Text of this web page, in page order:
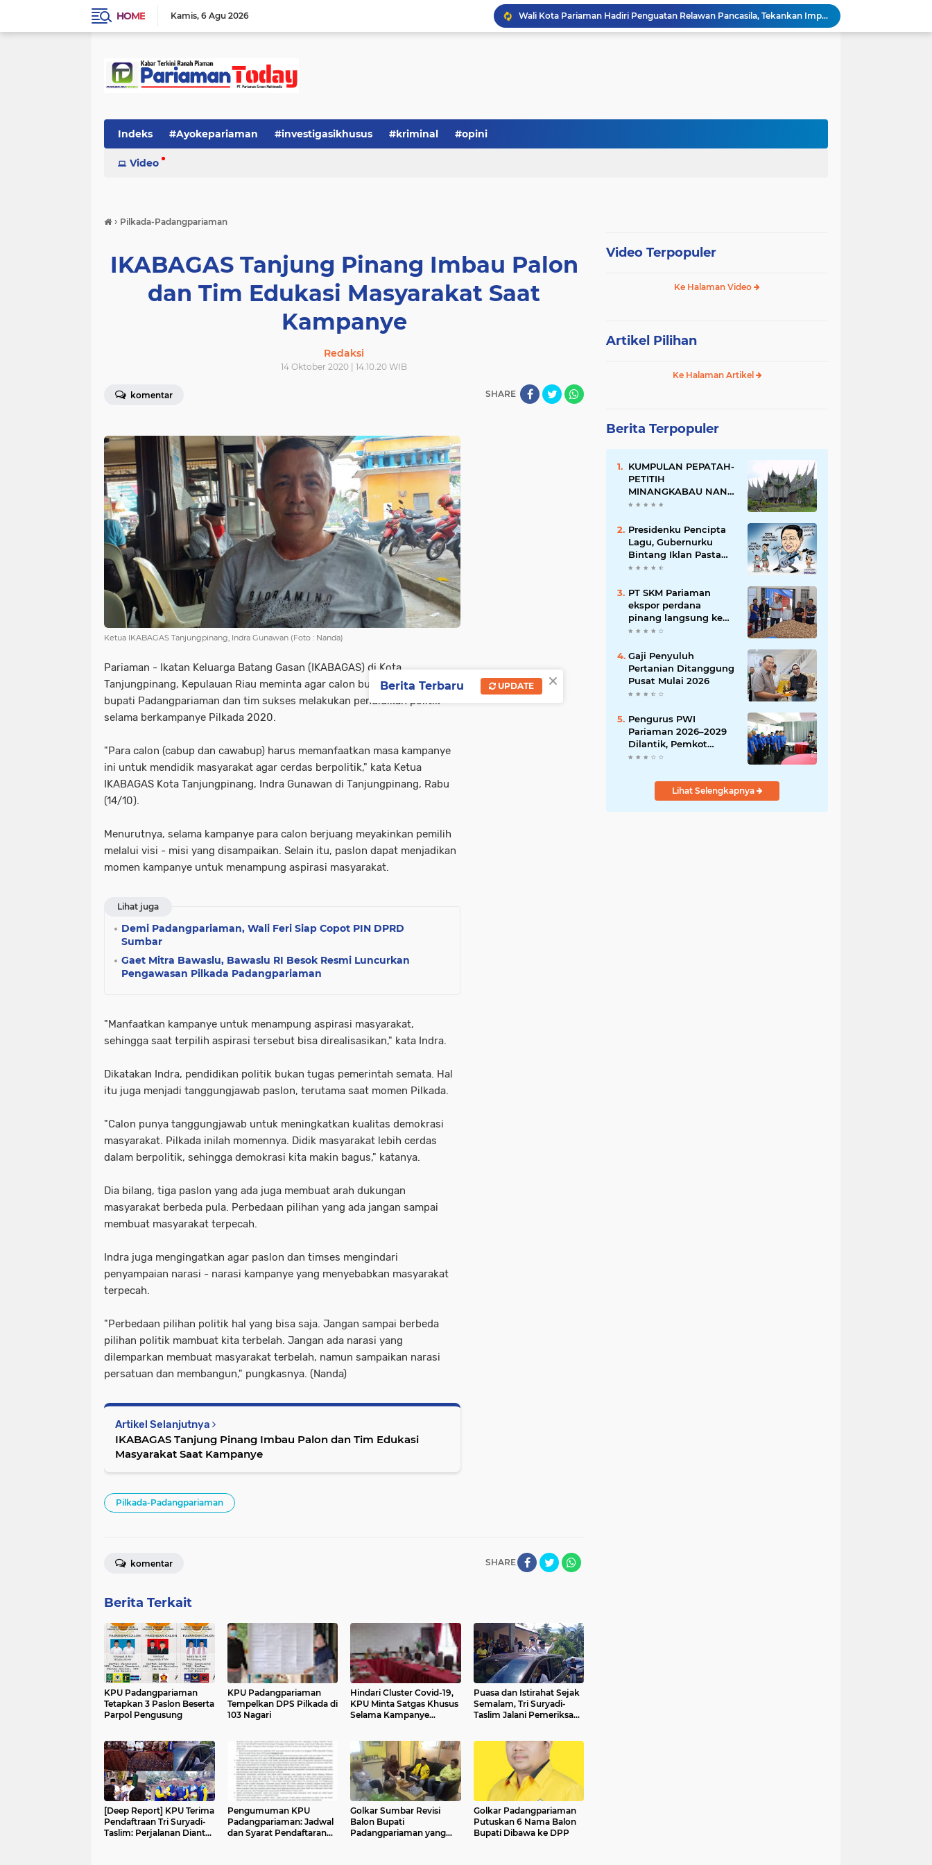
HOME Kamis 6 Agu 2026
Wali Kota Pariaman Hadiri Penguatan Relawan Pancasila, Tekankan Implementasi Nilai Pancasila dalam Pelayanan Publik
Wali Kota Pariaman Bagikan Bibit Ikan Koi kepada Siswa SD untuk Edukasi Perikanan
Pengurus PWI Pariaman 2026–2029 Dilantik, Pemkot Tekankan Sinergi dan Profesionalisme Pers
Indeks #Ayokepariaman #investigasikhusus #kriminal #opini
Video
› Pilkada-Padangpariaman
IKABAGAS Tanjung Pinang Imbau Palon
dan Tim Edukasi Masyarakat Saat
Kampanye
Redaksi
14 Oktober 2020 | 14.10.20 WIB
komentar SHARE
Ketua IKABAGAS Tanjungpinang, Indra Gunawan (Foto : Nanda)
Pariaman - Ikatan Keluarga Batang Gasan (IKABAGAS) di Kota
Tanjungpinang, Kepulauan Riau meminta agar calon bupati dan wakil
bupati Padangpariaman dan tim sukses melakukan pendidikan politik
selama berkampanye Pilkada 2020.
"Para calon (cabup dan cawabup) harus memanfaatkan masa kampanye
ini untuk mendidik masyarakat agar cerdas berpolitik," kata Ketua
IKABAGAS Kota Tanjungpinang, Indra Gunawan di Tanjungpinang, Rabu
(14/10).
Menurutnya, selama kampanye para calon berjuang meyakinkan pemilih
melalui visi - misi yang disampaikan. Selain itu, paslon dapat menjadikan
momen kampanye untuk menampung aspirasi masyarakat.
Lihat juga
Demi Padangpariaman, Wali Feri Siap Copot PIN DPRD
Sumbar
Gaet Mitra Bawaslu, Bawaslu RI Besok Resmi Luncurkan
Pengawasan Pilkada Padangpariaman
"Manfaatkan kampanye untuk menampung aspirasi masyarakat,
sehingga saat terpilih aspirasi tersebut bisa direalisasikan," kata Indra.
Dikatakan Indra, pendidikan politik bukan tugas pemerintah semata. Hal
itu juga menjadi tanggungjawab paslon, terutama saat momen Pilkada.
"Calon punya tanggungjawab untuk meningkatkan kualitas demokrasi
masyarakat. Pilkada inilah momennya. Didik masyarakat lebih cerdas
dalam berpolitik, sehingga demokrasi kita makin bagus," katanya.
Dia bilang, tiga paslon yang ada juga membuat arah dukungan
masyarakat berbeda pula. Perbedaan pilihan yang ada jangan sampai
membuat masyarakat terpecah.
Indra juga mengingatkan agar paslon dan timses mengindari
penyampaian narasi - narasi kampanye yang menyebabkan masyarakat
terpecah.
"Perbedaan pilihan politik hal yang bisa saja. Jangan sampai berbeda
pilihan politik mambuat kita terbelah. Jangan ada narasi yang
dilemparkan membuat masyarakat terbelah, namun sampaikan narasi
persatuan dan membangun," pungkasnya. (Nanda)
Artikel Selanjutnya
IKABAGAS Tanjung Pinang Imbau Palon dan Tim Edukasi
Masyarakat Saat Kampanye
Pilkada-Padangpariaman
SHARE
komentar
Berita Terkait
KPU Padangpariaman
Tetapkan 3 Paslon Beserta
Parpol Pengusung
KPU Padangpariaman
Tempelkan DPS Pilkada di
103 Nagari
Hindari Cluster Covid-19,
KPU Minta Satgas Khusus
Selama Kampanye
Puasa dan Istirahat Sejak
Semalam, Tri Suryadi-
Taslim Jalani Pemeriksaan
[Deep Report] KPU Terima
Pendaftraan Tri Suryadi-
Taslim: Perjalanan Diantar
Pengumuman KPU
Padangpariaman: Jadwal
dan Syarat Pendaftaran
Golkar Sumbar Revisi
Balon Bupati
Padangpariaman yang
Golkar Padangpariaman
Putuskan 6 Nama Balon
Bupati Dibawa ke DPP
Video Terpopuler
Ke Halaman Video
Artikel Pilihan
Ke Halaman Artikel
Berita Terpopuler
KUMPULAN PEPATAH-
PETITIH
MINANGKABAU NAN
ELOK
Presidenku Pencipta
Lagu, Gubernurku
Bintang Iklan Pasta
Gigi
PT SKM Pariaman
ekspor perdana
pinang langsung ke
India
Gaji Penyuluh
Pertanian Ditanggung
Pusat Mulai 2026
Pengurus PWI
Pariaman 2026–2029
Dilantik, Pemkot
Tekankan Sinergi dan
Lihat Selengkapnya
×
Berita Terbaru UPDATE